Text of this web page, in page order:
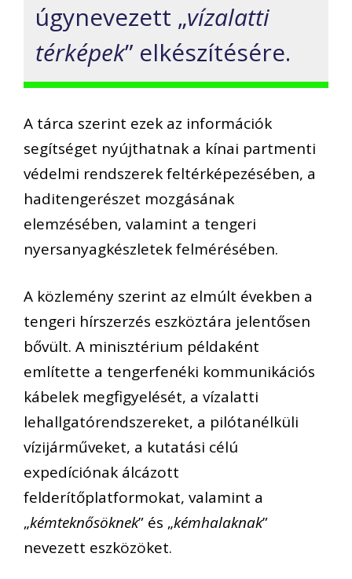
úgynevezett „vízalatti
térképek” elkészítésére.
A tárca szerint ezek az információk
segítséget nyújthatnak a kínai partmenti
védelmi rendszerek feltérképezésében, a
haditengerészet mozgásának
elemzésében, valamint a tengeri
nyersanyagkészletek felmérésében.
A közlemény szerint az elmúlt években a
tengeri hírszerzés eszköztára jelentősen
bővült. A minisztérium példaként
említette a tengerfenéki kommunikációs
kábelek megfigyelését, a vízalatti
lehallgatórendszereket, a pilótanélküli
vízijárműveket, a kutatási célú
expedíciónak álcázott
felderítőplatformokat, valamint a
„kémteknősöknek” és „kémhalaknak”
nevezett eszközöket.